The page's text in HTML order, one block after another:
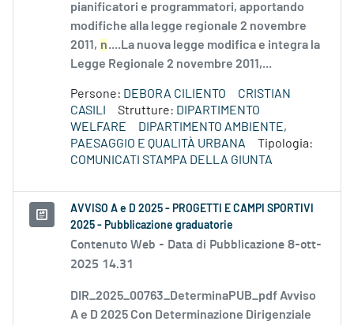
pianificatori e programmatori, apportando
modifiche alla legge regionale 2 novembre
2011, n....La nuova legge modifica e integra la
Legge Regionale 2 novembre 2011,...
Persone: DEBORA CILIENTO
CRISTIAN
CASILI
Strutture: DIPARTIMENTO
WELFARE
DIPARTIMENTO AMBIENTE,
PAESAGGIO E QUALITÀ URBANA
Tipologia:
COMUNICATI STAMPA DELLA GIUNTA
AVVISO A e D 2025 - PROGETTI E CAMPI SPORTIVI
2025 - Pubblicazione graduatorie
Contenuto Web - Data di Pubblicazione 8-ott-
2025 14.31
DIR_2025_00763_DeterminaPUB_pdf Avviso
A e D 2025 Con Determinazione Dirigenziale